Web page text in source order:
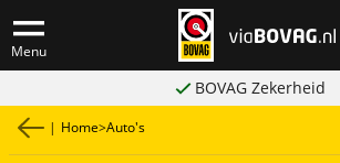
Menu
BOVAG Zekerheid
| Home>Auto's